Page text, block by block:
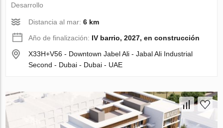
Desarrollo
Distancia al mar:6 km
Año de finalización: IV barrio, 2027, en construcción
X33H+V56 - Downtown Jabel Ali - Jabal Ali Industrial
Second - Dubai - Dubai - UAE